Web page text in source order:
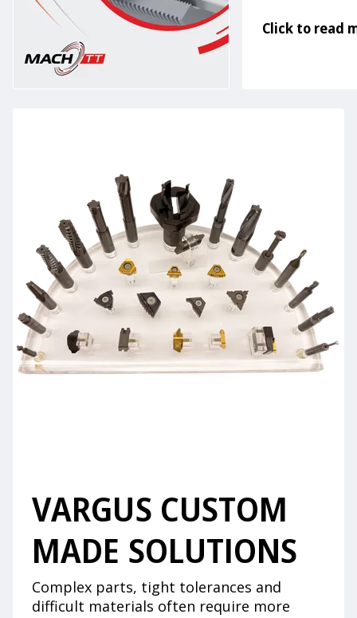
Click to read
VARGUS CUSTOM
MADE SOLUTIONS
Complex parts, tight tolerances and
difficult materials often require more